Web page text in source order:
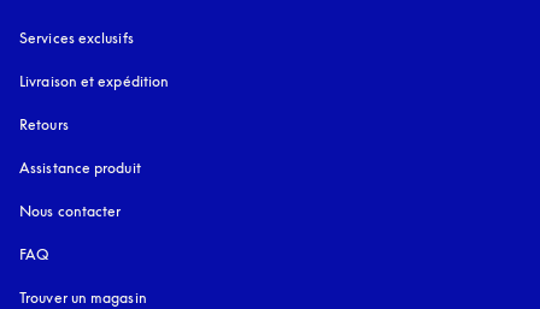
Services exclusifs
Livraison et expédition
Retours
Assistance produit
Nous contacter
FAQ
Trouver un magasin